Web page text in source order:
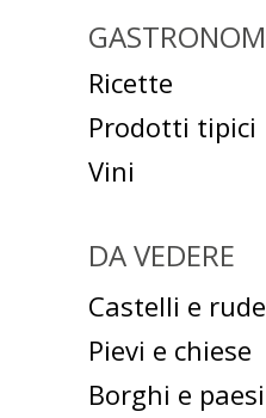
Ricette
Prodotti tipici
Vini
DA VEDERE
Castelli e
Pievi e chiese
Borghi e paesi